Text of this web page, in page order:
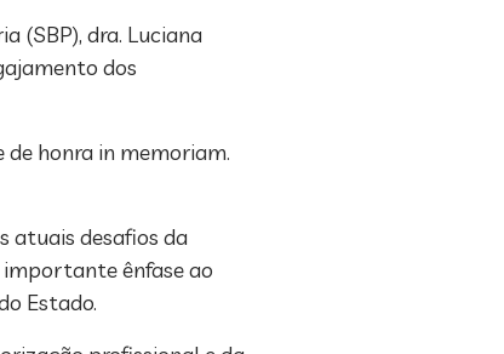
(SBP), dra. Luciana
dos
honra in memoriam.
atuais desafios da
importante ênfase ao
Estado.